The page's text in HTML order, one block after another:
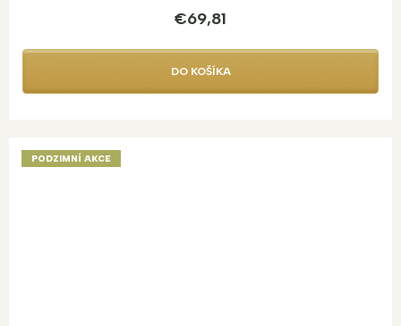
€69,81
DO KOŠÍKA
PODZIMNÍ AKCE